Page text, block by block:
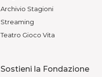
Archivio Stagioni
Streaming
Teatro Gioco Vita
Sostieni la Fondazione